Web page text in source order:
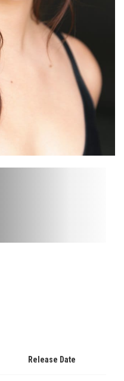
Release Date